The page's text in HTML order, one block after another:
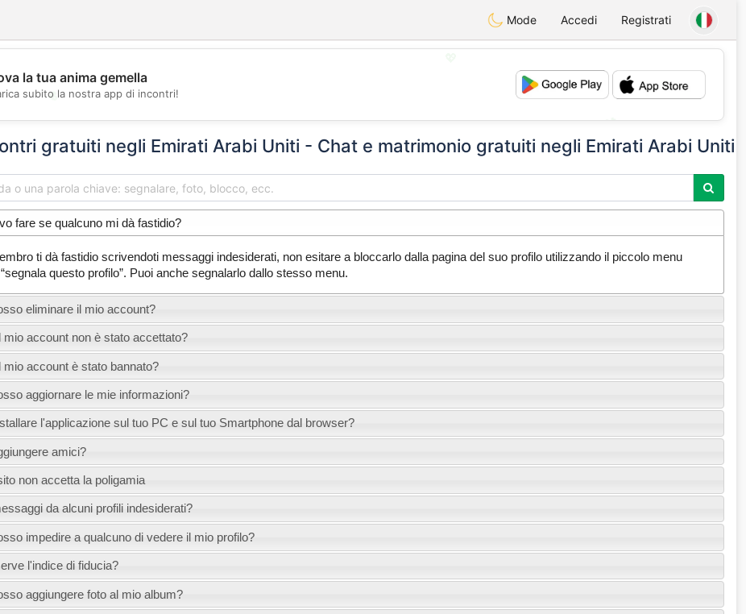
Mode Accedi Registrati
💖
💕
la tua anima gemella
subito la nostra app di incontri!
gratuiti negli Emirati Arabi Uniti - Chat e matrimonio gratuiti negli Emirati Arabi Uniti
fare se qualcuno mi dà fastidio?
ti dà fastidio scrivendoti messaggi indesiderati, non esitare a bloccarlo dalla pagina del suo profilo utilizzando il piccolo menu
questo profilo”. Puoi anche segnalarlo dallo stesso menu.
eliminare il mio account?
mio account non è stato accettato?
mio account è stato bannato?
aggiornare le mie informazioni?
l'applicazione sul tuo PC e sul tuo Smartphone dal browser?
amici?
non accetta la poligamia
da alcuni profili indesiderati?
impedire a qualcuno di vedere il mio profilo?
l'indice di fiducia?
aggiungere foto al mio album?